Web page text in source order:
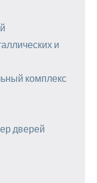
и
комплекс
дверей